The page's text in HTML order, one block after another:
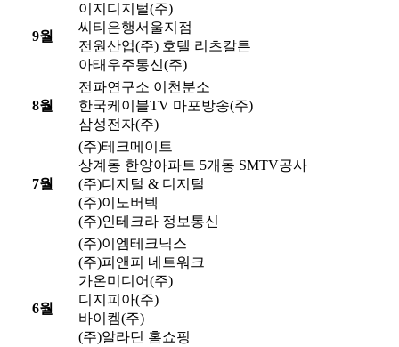
9월
이지디지털(주)
씨티은행서울지점
전원산업(주) 호텔 리츠칼튼
아태우주통신(주)
8월
전파연구소 이천분소
한국케이블TV 마포방송(주)
삼성전자(주)
7월
(주)테크메이트
상계동 한양아파트 5개동 SMTV공사
(주)디지털 & 디지털
(주)이노버텍
(주)인테크라 정보통신
6월
(주)이엠테크닉스
(주)피앤피 네트워크
가온미디어(주)
디지피아(주)
바이켐(주)
(주)알라딘 홈쇼핑